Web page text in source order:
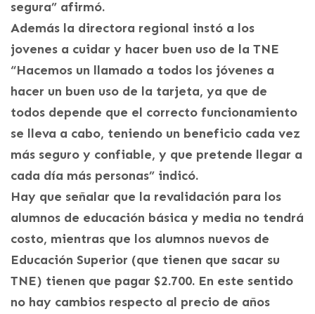
segura” afirmó.
Además la directora regional instó a los
jovenes a cuidar y hacer buen uso de la TNE
“Hacemos un llamado a todos los jóvenes a
hacer un buen uso de la tarjeta, ya que de
todos depende que el correcto funcionamiento
se lleva a cabo, teniendo un beneficio cada vez
más seguro y confiable, y que pretende llegar a
cada día más personas” indicó.
Hay que señalar que la revalidación para los
alumnos de educación básica y media no tendrá
costo, mientras que los alumnos nuevos de
Educación Superior (que tienen que sacar su
TNE) tienen que pagar $2.700. En este sentido
no hay cambios respecto al precio de años